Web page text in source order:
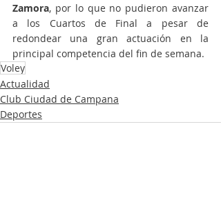
Zamora, por lo que no pudieron avanzar
a los Cuartos de Final a pesar de
redondear una gran actuación en la
principal competencia del fin de semana.
Voley
Actualidad
Club Ciudad de Campana
Deportes